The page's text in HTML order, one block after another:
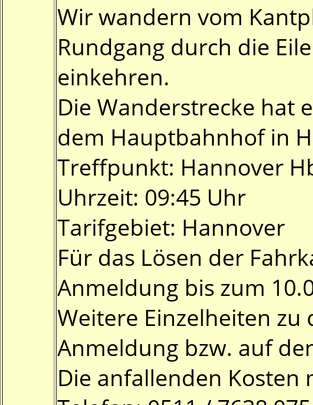
Wir wandern vom
Rundgang durch die
einkehren.
Die Wanderstrecke hat
dem Hauptbahnhof in
Treffpunkt: Hannover
Uhrzeit: 09:45 Uhr
Tarifgebiet: Hannover
Für das Lösen der
Anmeldung bis zum
Weitere Einzelheiten
Anmeldung bzw. auf
Die anfallenden